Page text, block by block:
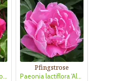
Paeonia lactiflora 'Louis Van Houtte'
Pfingstrose
Paeonia lactiflora 'Alexander Fleming'